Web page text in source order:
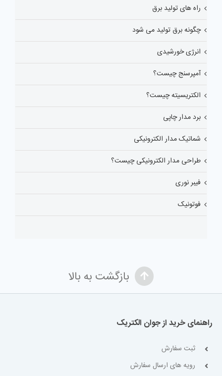
راه های تولید برق
چگونه برق تولید می شود
انرژی خورشیدی
آمپرسنج چیست؟
الکتریسیته چیست؟
برد مدار چاپی
شماتیک مدار الکترونیکی
طراحی مدار الکترونیکی چیست؟
فیبر نوری
فوتونیک
بازگشت به بالا
راهنمای خرید از جوان الکتریک
ثبت سفارش
رویه های ارسال سفارش